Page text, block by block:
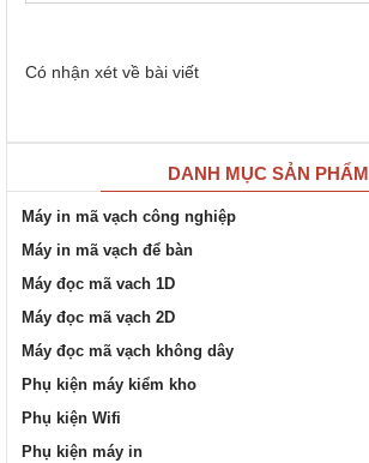
Có nhận xét về bài viết
DANH MỤC SẢN PHẨM
Máy in mã vạch công nghiệp
Máy in mã vạch để bàn
Máy đọc mã vach 1D
Máy đọc mã vạch 2D
Máy đọc mã vạch không dây
Phụ kiện máy kiểm kho
Phụ kiện Wifi
Phụ kiện máy in